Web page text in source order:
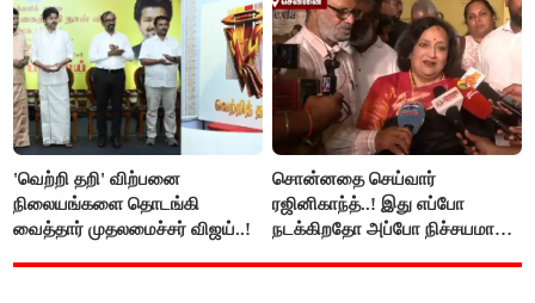
'வெற்றி தறி' விற்பனை
நிலையங்களை தொடங்கி
வைத்தார் முதலமைச்சர் விஜய்..!
சொன்னதை செய்வார்
ரஜினிகாந்த்..! இது எப்போ
நடக்கிறதோ அப்போ நிச்சயமாக